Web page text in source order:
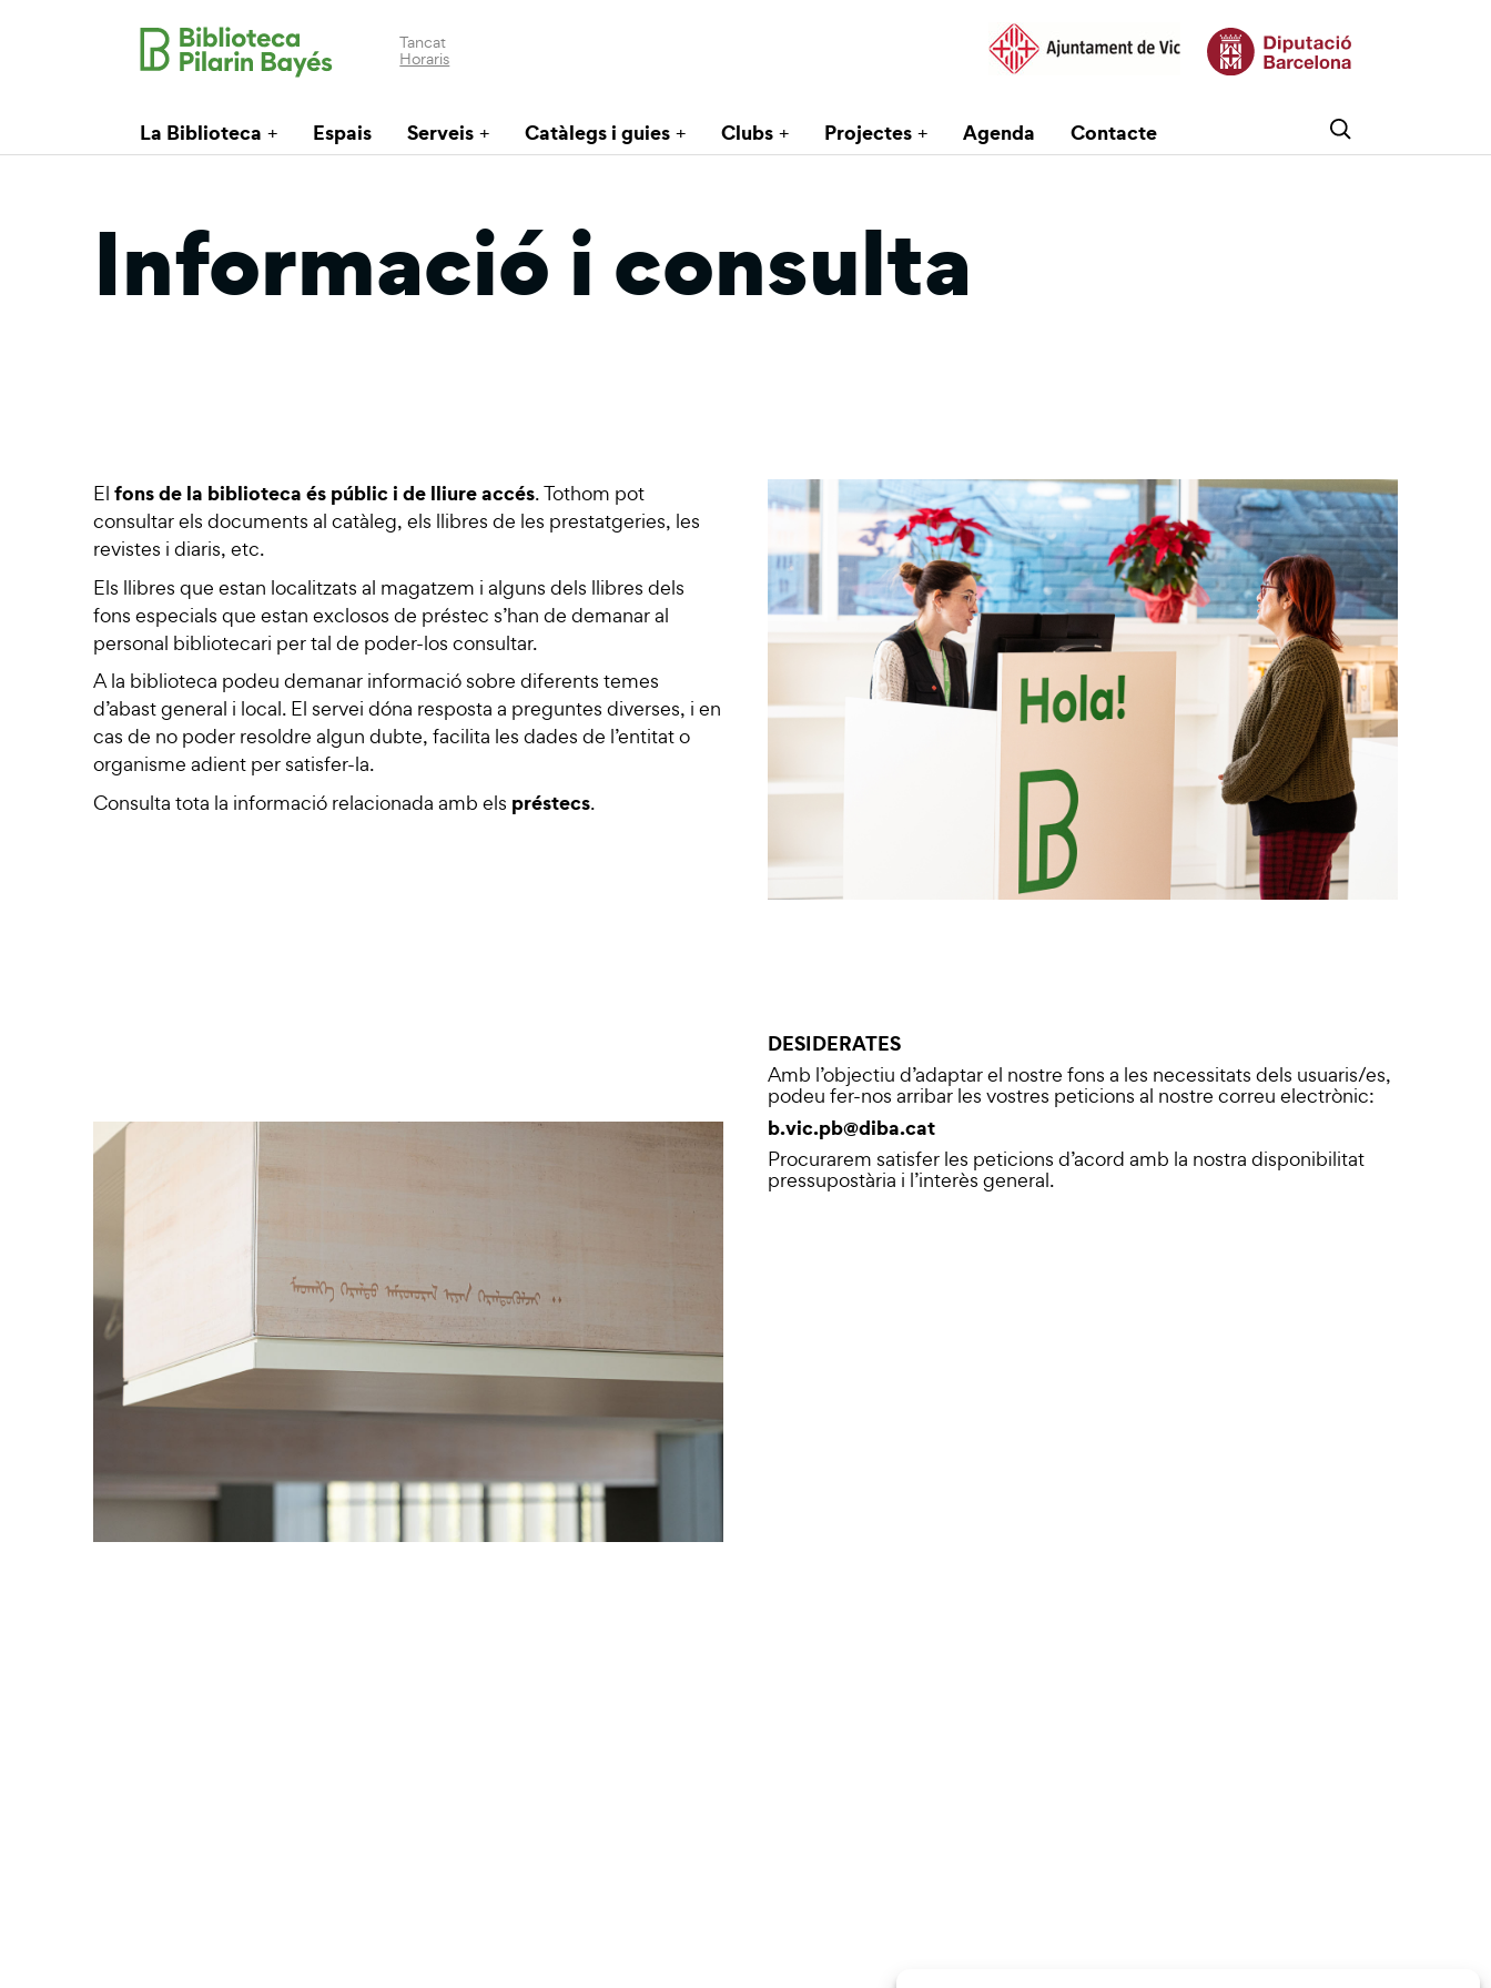
Tancat
Horaris
La Biblioteca Espais Serveis Catàlegs i guies Clubs Projectes Agenda Contacte
Informació i consulta
El fons de la biblioteca és públic i de lliure accés. Tothom pot
consultar els documents al catàleg, els llibres de les prestatgeries, les
revistes i diaris, etc.
Els llibres que estan localitzats al magatzem i alguns dels llibres dels
fons especials que estan exclosos de préstec s’han de demanar al
personal bibliotecari per tal de poder-los consultar.
A la biblioteca podeu demanar informació sobre diferents temes
d’abast general i local. El servei dóna resposta a preguntes diverses, i en
cas de no poder resoldre algun dubte, facilita les dades de l’entitat o
organisme adient per satisfer-la.
Consulta tota la informació relacionada amb els préstecs.
DESIDERATES
Amb l’objectiu d’adaptar el nostre fons a les necessitats dels usuaris/es,
podeu fer-nos arribar les vostres peticions al nostre correu electrònic:
b.vic.pb@diba.cat
Procurarem satisfer les peticions d’acord amb la nostra disponibilitat
pressupostària i l’interès general.